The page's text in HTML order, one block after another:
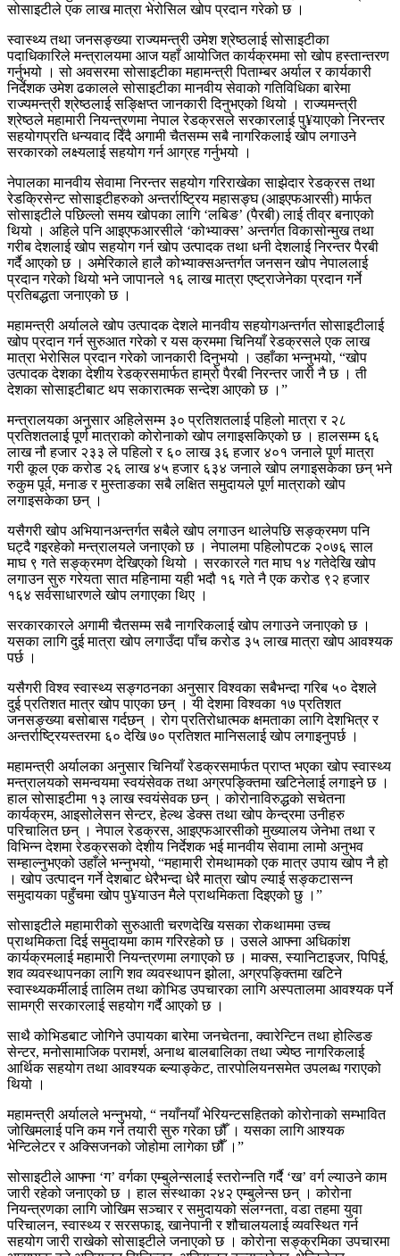
सोसाइटीले एक लाख मात्रा भेरोसिल खोप प्रदान गरेको छ ।
स्वास्थ्य तथा जनसङ्ख्या राज्यमन्त्री उमेश श्रेष्ठलाई सोसाइटीका
पदाधिकारिले मन्त्रालयमा आज यहाँ आयोजित कार्यक्रममा सो खोप हस्तान्तरण
गर्नुभयो । सो अवसरमा सोसाइटीका महामन्त्री पिताम्बर अर्याल र कार्यकारी
निर्देशक उमेश ढकालले सोसाइटीका मानवीय सेवाको गतिविधिका बारेमा
राज्यमन्त्री श्रेष्ठलाई सङ्क्षिप्त जानकारी दिनुभएको थियो । राज्यमन्त्री
श्रेष्ठले महामारी नियन्त्रणमा नेपाल रेडक्रसले सरकारलाई पु¥याएको निरन्तर
सहयोगप्रति धन्यवाद दिँदै अगामी चैतसम्म सबै नागरिकलाई खोप लगाउने
सरकारको लक्ष्यलाई सहयोग गर्न आग्रह गर्नुभयो ।
नेपालका मानवीय सेवामा निरन्तर सहयोग गरिराखेका साझेदार रेडक्रस तथा
रेडक्रिसेन्ट सोसाइटीहरुको अन्तर्राष्ट्रिय महासङ्घ (आइएफआरसी) मार्फत
सोसाइटीले पछिल्लो समय खोपका लागि ‘लबिङ’ (पैरबी) लाई तीव्र बनाएको
थियो । अहिले पनि आइएफआरसीले ‘कोभ्याक्स’ अन्तर्गत विकासोन्मुख तथा
गरीब देशलाई खोप सहयोग गर्न खोप उत्पादक तथा धनी देशलाई निरन्तर पैरबी
गर्दै आएको छ । अमेरिकाले हालै कोभ्याक्सअन्तर्गत जनसन खोप नेपाललाई
प्रदान गरेको थियो भने जापानले १६ लाख मात्रा एष्ट्राजेनेका प्रदान गर्ने
प्रतिबद्धता जनाएको छ ।
महामन्त्री अर्यालले खोप उत्पादक देशले मानवीय सहयोगअन्तर्गत सोसाइटीलाई
खोप प्रदान गर्न सुरुआत गरेको र यस क्रममा चिनियाँ रेडक्रसले एक लाख
मात्रा भेरोसिल प्रदान गरेको जानकारी दिनुभयो । उहाँका भन्नुभयो, “खोप
उत्पादक देशका देशीय रेडक्रसमार्फत हाम्रो पैरबी निरन्तर जारी नै छ । ती
देशका सोसाइटीबाट थप सकारात्मक सन्देश आएको छ ।”
मन्त्रालयका अनुसार अहिलेसम्म ३० प्रतिशतलाई पहिलो मात्रा र २८
प्रतिशतलाई पूर्ण मात्राको कोरोनाको खोप लगाइसकिएको छ । हालसम्म ६६
लाख नौ हजार २३३ ले पहिलो र ६० लाख ३६ हजार ४०१ जनाले पूर्ण मात्रा
गरी कूल एक करोड २६ लाख ४५ हजार ६३४ जनाले खोप लगाइसकेका छन् भने
रुकुम पूर्व, मनाङ र मुस्ताङका सबै लक्षित समुदायले पूर्ण मात्राको खोप
लगाइसकेका छन् ।
यसैगरी खोप अभियानअन्तर्गत सबैले खोप लगाउन थालेपछि सङ्क्रमण पनि
घट्दै गइरहेको मन्त्रालयले जनाएको छ । नेपालमा पहिलोपटक २०७६ साल
माघ ९ गते सङ्क्रमण देखिएको थियो । सरकारले गत माघ १४ गतेदेखि खोप
लगाउन सुरु गरेयता सात महिनामा यही भदौ १६ गते नै एक करोड ९२ हजार
१६४ सर्वसाधारणले खोप लगाएका थिए ।
सरकारकारले अगामी चैतसम्म सबै नागरिकलाई खोप लगाउने जनाएको छ ।
यसका लागि दुई मात्रा खोप लगाउँदा पाँच करोड ३५ लाख मात्रा खोप आवश्यक
पर्छ ।
यसैगरी विश्व स्वास्थ्य सङ्गठनका अनुसार विश्वका सबैभन्दा गरिब ५० देशले
दुई प्रतिशत मात्र खोप पाएका छन् । यी देशमा विश्वका १७ प्रतिशत
जनसङ्ख्या बसोबास गर्दछन् । रोग प्रतिरोधात्मक क्षमताका लागि देशभित्र र
अन्तर्राष्ट्रियस्तरमा ६० देखि ७० प्रतिशत मानिसलाई खोप लगाइनुपर्छ ।
महामन्त्री अर्यालका अनुसार चिनियाँ रेडक्रसमार्फत प्राप्त भएका खोप स्वास्थ्य
मन्त्रालयको समन्वयमा स्वयंसेवक तथा अग्रपङ्क्तिमा खटिनेलाई लगाइने छ ।
हाल सोसाइटीमा १३ लाख स्वयंसेवक छन् । कोरोनाविरुद्धको सचेतना
कार्यक्रम, आइसोलेसन सेन्टर, हेल्थ डेक्स तथा खोप केन्द्रमा उनीहरु
परिचालित छन् । नेपाल रेडक्रस, आइएफआरसीको मुख्यालय जेनेभा तथा र
विभिन्न देशमा रेडक्रसको देशीय निर्देशक भई मानवीय सेवामा लामो अनुभव
सम्हाल्नुभएको उहाँले भन्नुभयो, “महामारी रोमथामको एक मात्र उपाय खोप नै हो
। खोप उत्पादन गर्ने देशबाट धेरैभन्दा धेरै मात्रा खोप ल्याई सङ्कटासन्न
समुदायका पहुँचमा खोप पु¥याउन मैले प्राथमिकता दिइएको छु ।”
सोसाइटीले महामारीको सुरुआती चरणदेखि यसका रोकथाममा उच्च
प्राथमिकता दिई समुदायमा काम गरिरहेको छ । उसले आफ्ना अधिकांश
कार्यक्रमलाई महामारी नियन्त्रणमा लगाएको छ । माक्स, स्यानिटाइजर, पिपिई,
शव व्यवस्थापनका लागि शव व्यवस्थापन झोला, अग्रपङ्क्तिमा खटिने
स्वास्थ्यकर्मीलाई तालिम तथा कोभिड उपचारका लागि अस्पतालमा आवश्यक पर्ने
सामग्री सरकारलाई सहयोग गर्दै आएको छ ।
साथै कोभिडबाट जोगिने उपायका बारेमा जनचेतना, क्वारेन्टिन तथा होल्डिङ
सेन्टर, मनोसामाजिक परामर्श, अनाथ बालबालिका तथा ज्येष्ठ नागरिकलाई
आर्थिक सहयोग तथा आवश्यक ब्ल्याङ्केट, तारपोलियनसमेत उपलब्ध गराएको
थियो ।
महामन्त्री अर्यालले भन्नुभयो, “ नयाँनयाँ भेरियन्टसहितको कोरोनाको सम्भावित
जोखिमलाई पनि कम गर्न तयारी सुरु गरेका छौँ । यसका लागि आश्यक
भेन्टिलेटर र अक्सिजनको जोहोमा लागेका छौँ ।”
सोसाइटीले आफ्ना ‘ग’ वर्गका एम्बुलेन्सलाई स्तरोन्नति गर्दै ‘ख’ वर्ग ल्याउने काम
जारी रहेको जनाएको छ । हाल संस्थाका २४२ एम्बुलेन्स छन् । कोरोना
नियन्त्रणका लागि जोखिम सञ्चार र समुदायको संलग्नता, वडा तहमा युवा
परिचालन, स्वास्थ्य र सरसफाइ, खानेपानी र शौचालयलाई व्यवस्थित गर्न
सहयोग जारी राखेको सोसाइटीले जनाएको छ । कोरोना सङ्क्रमिका उपचारमा